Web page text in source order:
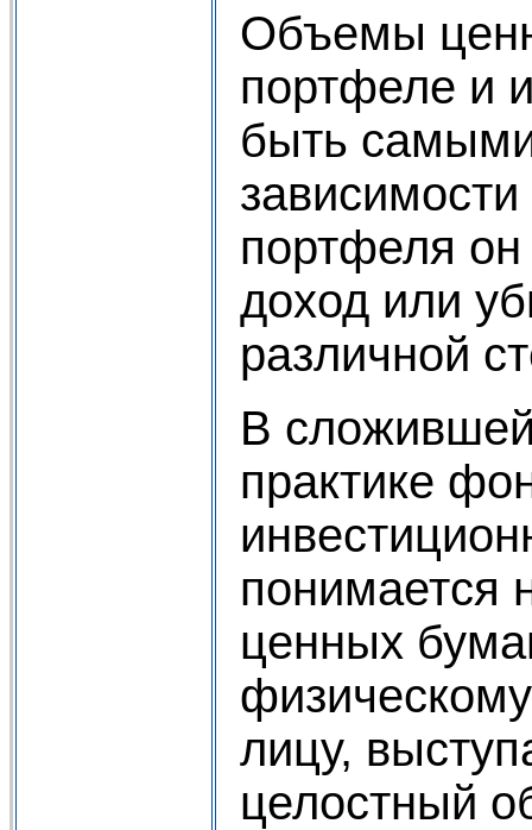
Объемы
портфеле и
быть
зависимости
портфеля
доход или
различной
В
практике
понимается
ценных
лицу,
целостный